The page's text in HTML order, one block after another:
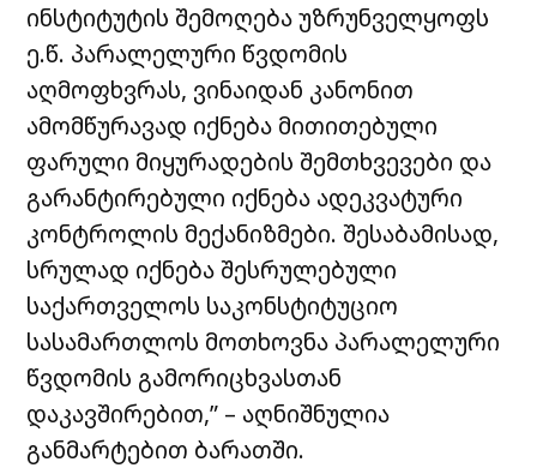
ინსტიტუტის შემოღება უზრუნველყოფს
ე.წ. პარალელური წვდომის
აღმოფხვრას, ვინაიდან კანონით
ამომწურავად იქნება მითითებული
ფარული მიყურადების შემთხვევები და
გარანტირებული იქნება ადეკვატური
კონტროლის მექანიზმები. შესაბამისად,
სრულად იქნება შესრულებული
საქართველოს საკონსტიტუციო
სასამართლოს მოთხოვნა პარალელური
წვდომის გამორიცხვასთან
დაკავშირებით,” – აღნიშნულია
განმარტებით ბარათში.